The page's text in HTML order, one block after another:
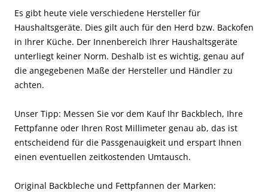
Es gibt heute viele verschiedene Hersteller für
Haushaltsgeräte. Dies gilt auch für den Herd bzw. Backofen
in Ihrer Küche. Der Innenbereich Ihrer Haushaltsgeräte
unterliegt keiner Norm. Deshalb ist es wichtig, genau auf
die angegebenen Maße der Hersteller und Händler zu
achten.
Unser Tipp: Messen Sie vor dem Kauf Ihr Backblech, Ihre
Fettpfanne oder Ihren Rost Millimeter genau ab, das ist
entscheidend für die Passgenauigkeit und erspart Ihnen
einen eventuellen zeitkostenden Umtausch.
Original Backbleche und Fettpfannen der Marken: